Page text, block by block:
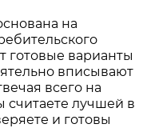
на
готовые варианты
вписывают
всего на
считаете лучшей в
и готовы